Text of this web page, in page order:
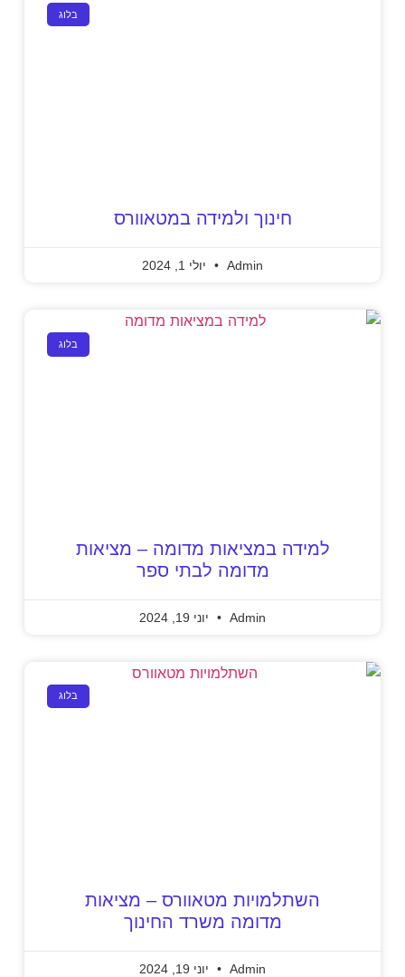
בלוג
חינוך ולמידה במטאוורס
Admin יולי 1, 2024
בלוג
למידה במציאות מדומה – מציאות
מדומה לבתי ספר
Admin יוני 19, 2024
בלוג
השתלמויות מטאוורס – מציאות
מדומה משרד החינוך
Admin יוני 19, 2024